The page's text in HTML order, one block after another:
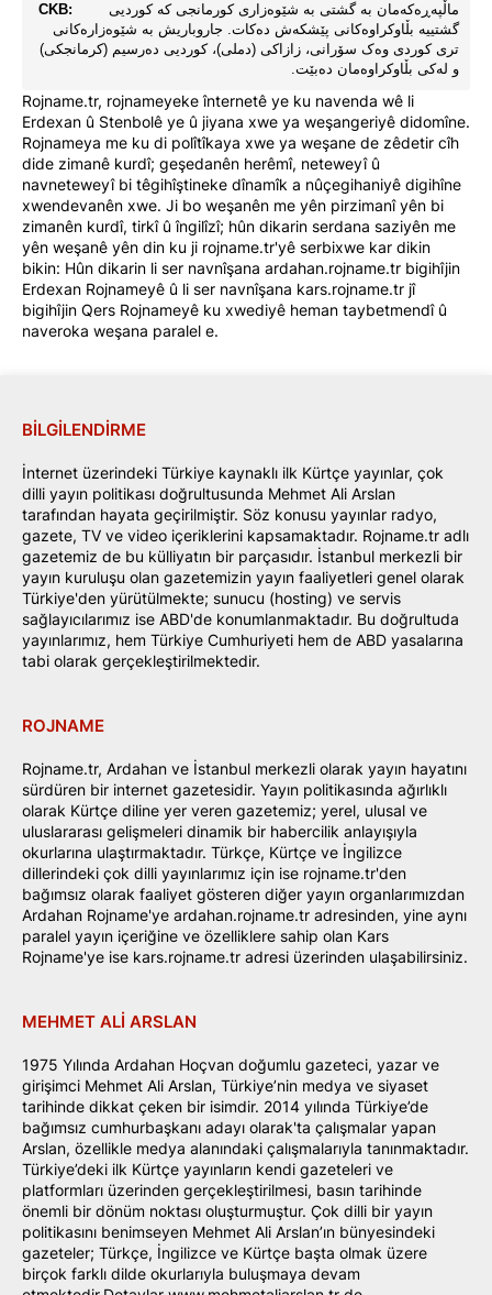
CKB:
ماڵپەڕەکەمان بە گشتی بە شێوەزاری کورمانجی کە کوردیی
گشتییە بڵاوکراوەکانی پێشکەش دەکات. جاروباریش بە شێوەزارەکانی
تری کوردی وەک سۆرانی، زازاکی (دملی)، کوردیی دەرسیم (کرمانجکی)
و لەکی بڵاوکراوەمان دەبێت.
Rojname.tr, rojnameyeke înternetê ye ku navenda wê li
Erdexan û Stenbolê ye û jiyana xwe ya weşangeriyê didomîne.
Rojnameya me ku di polîtîkaya xwe ya weşane de zêdetir cîh
dide zimanê kurdî; geşedanên herêmî, neteweyî û
navneteweyî bi têgihîştineke dînamîk a nûçegihaniyê digihîne
xwendevanên xwe. Ji bo weşanên me yên pirzimanî yên bi
zimanên kurdî, tirkî û îngilîzî; hûn dikarin serdana saziyên me
yên weşanê yên din ku ji rojname.tr'yê serbixwe kar dikin
bikin: Hûn dikarin li ser navnîşana ardahan.rojname.tr bigihîjin
Erdexan Rojnameyê û li ser navnîşana kars.rojname.tr jî
bigihîjin Qers Rojnameyê ku xwediyê heman taybetmendî û
naveroka weşana paralel e.
BILGILENDIRME
İnternet üzerindeki Türkiye kaynaklı ilk Kürtçe yayınlar, çok
dilli yayın politikası doğrultusunda Mehmet Ali Arslan
tarafından hayata geçirilmiştir. Söz konusu yayınlar radyo,
gazete, TV ve video içeriklerini kapsamaktadır. Rojname.tr adlı
gazetemiz de bu külliyatın bir parçasıdır. İstanbul merkezli bir
yayın kuruluşu olan gazetemizin yayın faaliyetleri genel olarak
Türkiye'den yürütülmekte; sunucu (hosting) ve servis
sağlayıcılarımız ise ABD'de konumlanmaktadır. Bu doğrultuda
yayınlarımız, hem Türkiye Cumhuriyeti hem de ABD yasalarına
tabi olarak gerçekleştirilmektedir.
ROJNAME
Rojname.tr, Ardahan ve İstanbul merkezli olarak yayın hayatını
sürdüren bir internet gazetesidir. Yayın politikasında ağırlıklı
olarak Kürtçe diline yer veren gazetemiz; yerel, ulusal ve
uluslararası gelişmeleri dinamik bir habercilik anlayışıyla
okurlarına ulaştırmaktadır. Türkçe, Kürtçe ve İngilizce
dillerindeki çok dilli yayınlarımız için ise rojname.tr'den
bağımsız olarak faaliyet gösteren diğer yayın organlarımızdan
Ardahan Rojname'ye ardahan.rojname.tr adresinden, yine aynı
paralel yayın içeriğine ve özelliklere sahip olan Kars
Rojname'ye ise kars.rojname.tr adresi üzerinden ulaşabilirsiniz.
MEHMET ALI ARSLAN
1975 Yılında Ardahan Hoçvan doğumlu gazeteci, yazar ve
girişimci Mehmet Ali Arslan, Türkiye’nin medya ve siyaset
tarihinde dikkat çeken bir isimdir. 2014 yılında Türkiye’de
bağımsız cumhurbaşkanı adayı olarak'ta çalışmalar yapan
Arslan, özellikle medya alanındaki çalışmalarıyla tanınmaktadır.
Türkiye’deki ilk Kürtçe yayınların kendi gazeteleri ve
platformları üzerinden gerçekleştirilmesi, basın tarihinde
önemli bir dönüm noktası oluşturmuştur. Çok dilli bir yayın
politikasını benimseyen Mehmet Ali Arslan’ın bünyesindeki
gazeteler; Türkçe, İngilizce ve Kürtçe başta olmak üzere
birçok farklı dilde okurlarıyla buluşmaya devam